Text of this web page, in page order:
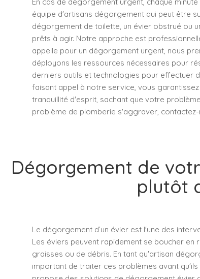
équipe d'artisans dégorgement qui peut être
dégorgement de toilette, un évier obstrué ou
prêts à agir. Notre approche est
appelle pour un dégorgement urgent, nous
déployons les ressources nécessaires pour
derniers outils et technologies pour effectuer
faisant appel à notre service, vous
tranquillité d'esprit, sachant que votre
problème de plomberie s'aggraver,
Dégorgement de
plutôt
Le dégorgement d’un évier est l'une des
Les éviers peuvent rapidement se boucher en
graisses ou de débris. En tant qu'artisan
important de traiter ces problèmes avant